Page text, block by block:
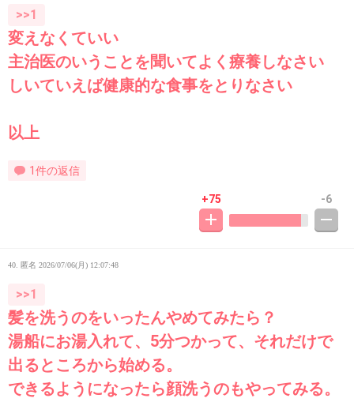
>>1
変えなくていい
主治医のいうことを聞いてよく療養しなさい
しいていえば健康的な食事をとりなさい
以上
1件の返信
+75 -6
40. 匿名 2026/07/06(月) 12:07:48
>>1
髪を洗うのをいったんやめてみたら？
湯船にお湯入れて、5分つかって、それだけで
出るところから始める。
できるようになったら顔洗うのもやってみる。